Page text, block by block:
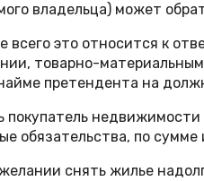
владельца) может
всего это относится к
товарно-
претендента на
обязательства, по
снять жилье